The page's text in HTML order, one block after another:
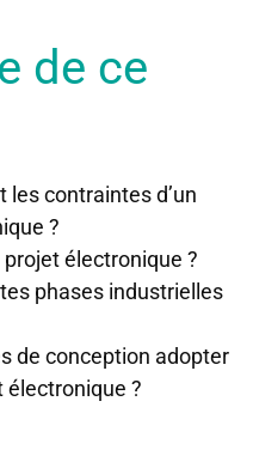
de ce
les contraintes d’un
?
électronique ?
phases industrielles
de conception adopter
électronique ?